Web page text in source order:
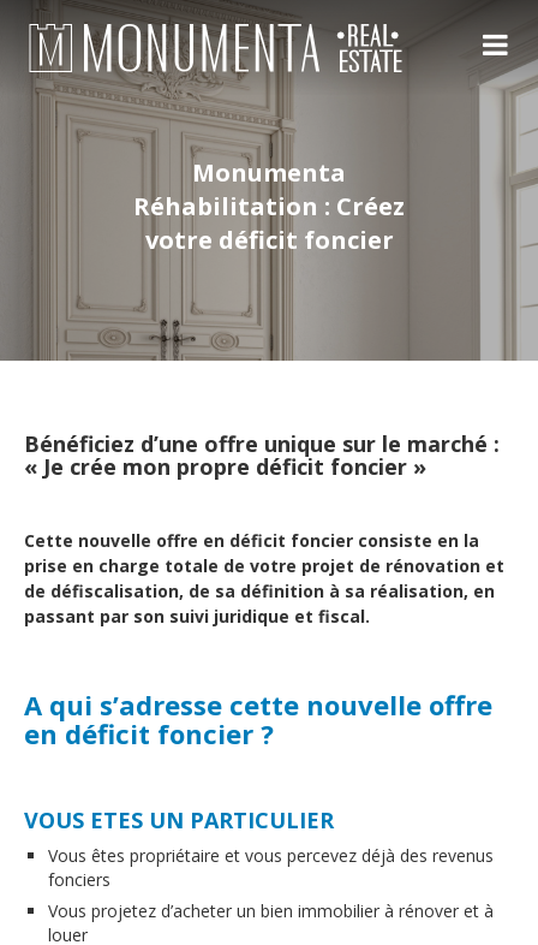
Monumenta
Réhabilitation : Créez
votre déficit foncier
Bénéficiez d’une offre unique sur le marché :
« Je crée mon propre déficit foncier »
Cette nouvelle offre en déficit foncier consiste en la
prise en charge totale de votre projet de rénovation et
de défiscalisation, de sa définition à sa réalisation, en
passant par son suivi juridique et fiscal.
A qui s’adresse cette nouvelle offre
en déficit foncier ?
VOUS ETES UN PARTICULIER
Vous êtes propriétaire et vous percevez déjà des revenus
fonciers
Vous projetez d’acheter un bien immobilier à rénover et à
louer